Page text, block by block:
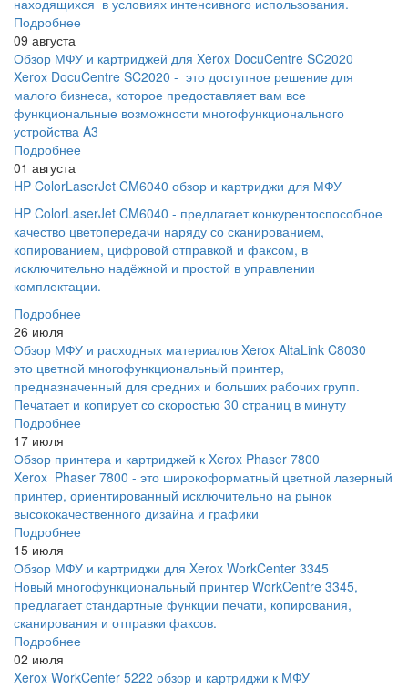
находящихся в условиях интенсивного использования.
Подробнее
09 августа
Обзор МФУ и картриджей для Xerox DocuCentre SC2020
Xerox DocuCentre SC2020 - это доступное решение для
малого бизнеса, которое предоставляет вам все
функциональные возможности многофункционального
устройства A3
Подробнее
01 августа
HP ColorLaserJet CM6040 обзор и картриджи для МФУ
HP ColorLaserJet CM6040 - предлагает конкурентоспособное
качество цветопередачи наряду со сканированием,
копированием, цифровой отправкой и факсом, в
исключительно надёжной и простой в управлении
комплектации.
Подробнее
26 июля
Обзор МФУ и расходных материалов Xerox AltaLink C8030
это цветной многофункциональный принтер,
предназначенный для средних и больших рабочих групп.
Печатает и копирует со скоростью 30 страниц в минуту
Подробнее
17 июля
Обзор принтера и картриджей к Xerox Phaser 7800
Xerox Phaser 7800 - это широкоформатный цветной лазерный
принтер, ориентированный исключительно на рынок
высококачественного дизайна и графики
Подробнее
15 июля
Обзор МФУ и картриджи для Xerox WorkCenter 3345
Новый многофункциональный принтер WorkCentre 3345,
предлагает стандартные функции печати, копирования,
сканирования и отправки факсов.
Подробнее
02 июля
Xerox WorkCenter 5222 обзор и картриджи к МФУ